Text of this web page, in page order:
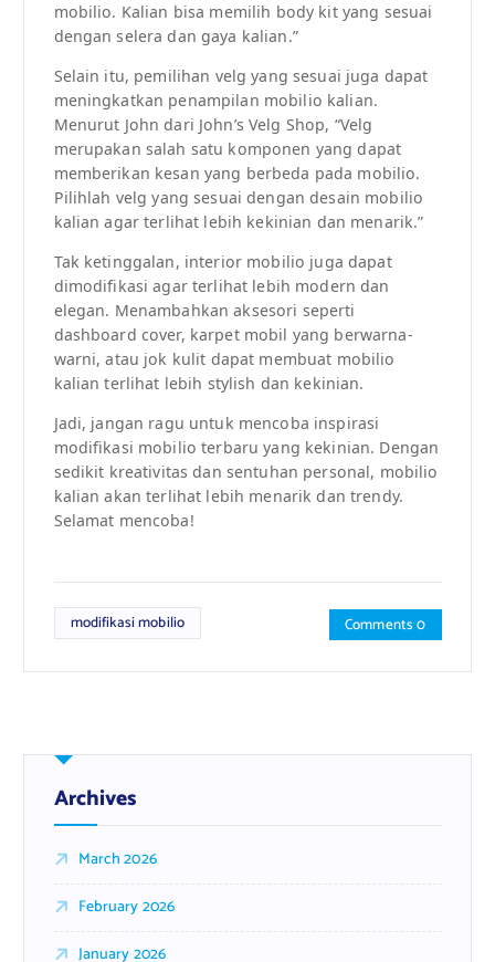
mobilio. Kalian bisa memilih body kit yang sesuai
dengan selera dan gaya kalian.”
Selain itu, pemilihan velg yang sesuai juga dapat
meningkatkan penampilan mobilio kalian.
Menurut John dari John’s Velg Shop, “Velg
merupakan salah satu komponen yang dapat
memberikan kesan yang berbeda pada mobilio.
Pilihlah velg yang sesuai dengan desain mobilio
kalian agar terlihat lebih kekinian dan menarik.”
Tak ketinggalan, interior mobilio juga dapat
dimodifikasi agar terlihat lebih modern dan
elegan. Menambahkan aksesori seperti
dashboard cover, karpet mobil yang berwarna-
warni, atau jok kulit dapat membuat mobilio
kalian terlihat lebih stylish dan kekinian.
Jadi, jangan ragu untuk mencoba inspirasi
modifikasi mobilio terbaru yang kekinian. Dengan
sedikit kreativitas dan sentuhan personal, mobilio
kalian akan terlihat lebih menarik dan trendy.
Selamat mencoba!
modifikasi mobilio Comments 0
Archives
March 2026
February 2026
January 2026